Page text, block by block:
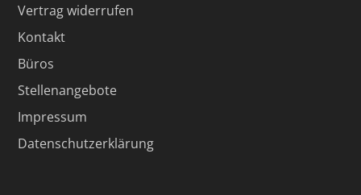
Vertrag widerrufen
Kontakt
Büros
Stellenangebote
Impressum
Datenschutzerklärung